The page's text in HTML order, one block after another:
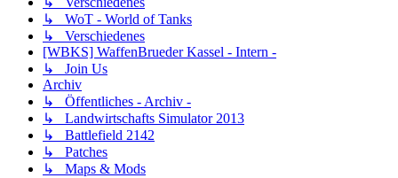
↳ WoT - World of Tanks
↳ Verschiedenes
[WBKS] WaffenBrueder Kassel - Intern -
↳ Join Us
Archiv
↳ Öffentliches - Archiv -
↳ Landwirtschafts Simulator 2013
↳ Battlefield 2142
↳ Patches
↳ Maps & Mods